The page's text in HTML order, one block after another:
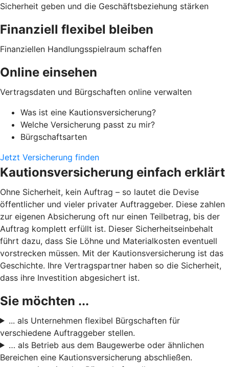
Sicherheit geben und die Geschäftsbeziehung stärken
Finanziell flexibel bleiben
Finanziellen Handlungsspielraum schaffen
Online einsehen
Vertragsdaten und Bürgschaften online verwalten
Was ist eine Kautionsversicherung?
Welche Versicherung passt zu mir?
Bürgschaftsarten
Jetzt Versicherung finden
Kautionsversicherung einfach erklärt
Ohne Sicherheit, kein Auftrag – so lautet die Devise
öffentlicher und vieler privater Auftraggeber. Diese zahlen
zur eigenen Absicherung oft nur einen Teilbetrag, bis der
Auftrag komplett erfüllt ist. Dieser Sicherheitseinbehalt
führt dazu, dass Sie Löhne und Materialkosten eventuell
vorstrecken müssen. Mit der Kautionsversicherung ist das
Geschichte. Ihre Vertragspartner haben so die Sicherheit,
dass ihre Investition abgesichert ist.
Sie möchten ...
... als Unternehmen flexibel Bürgschaften für
verschiedene Auftraggeber stellen.
… als Betrieb aus dem Baugewerbe oder ähnlichen
Bereichen eine Kautionsversicherung abschließen.